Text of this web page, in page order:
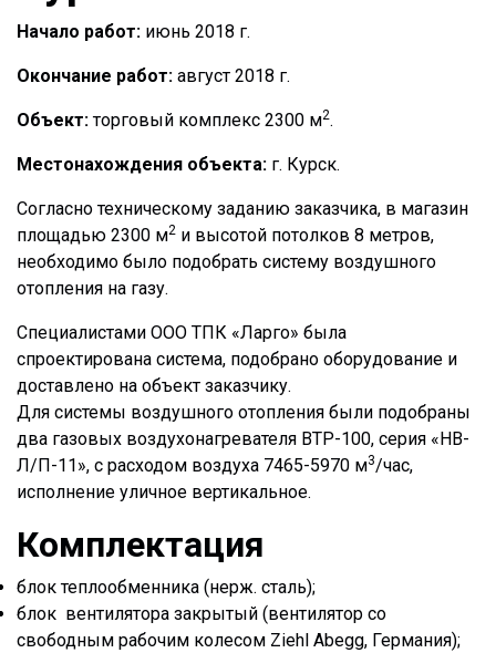
Начало работ: июнь 2018 г.
Окончание работ: август 2018 г.
Объект:торговый комплекс 2300 м2.
Местонахождения объекта: г. Курск.
Согласно техническому заданию заказчика, в магазин
площадью 2300 м2 и высотой потолков 8 метров,
необходимо было подобрать систему воздушного
отопления на газу.
Специалистами ООО ТПК «Ларго» была
спроектирована система, подобрано оборудование и
доставлено на объект заказчику.
Для системы воздушного отопления были подобраны
два газовых воздухонагревателя ВТР-100, серия «НВ-
Л/П-11», с расходом воздуха 7465-5970 м3/час,
исполнение уличное вертикальное.
Комплектация
блок теплообменника (нерж. сталь);
блок вентилятора закрытый (вентилятор со
свободным рабочим колесом Ziehl Abegg, Германия);